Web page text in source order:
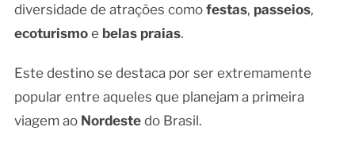
diversidade de atrações como festas, passeios,
ecoturismoe belas praias.
Este destino se destaca por ser extremamente
popular entre aqueles que planejam a primeira
viagem ao Nordestedo Brasil.